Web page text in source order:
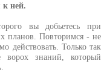
к ней.
вы добьетесь при
планов. Повторимся - не
действовать. Только так
ворох знаний, который